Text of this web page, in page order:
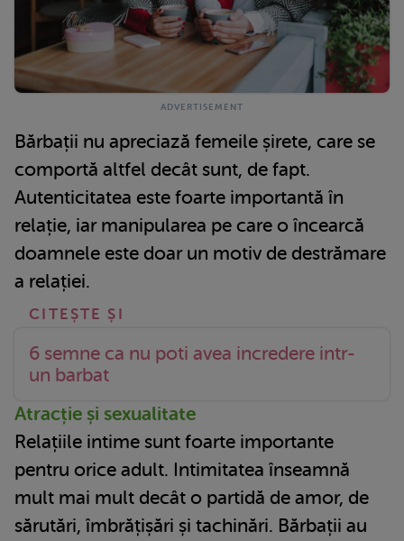
Bărbații nu apreciază femeile șirete, care se
comportă altfel decât sunt, de fapt.
Autenticitatea este foarte importantă în
relație, iar manipularea pe care o încearcă
doamnele este doar un motiv de destrămare
a relației.
6 semne ca nu poti avea incredere intr-
un barbat
Atracție și sexualitate
Relațiile intime sunt foarte importante
pentru orice adult. Intimitatea înseamnă
mult mai mult decât o partidă de amor, de
sărutări, îmbrățișări și tachinări. Bărbații au